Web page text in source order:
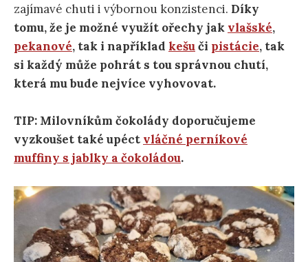
zajímavé chuti i výbornou konzistenci. Díky
tomu, že je možné využít ořechy jak vlašské,
pekanové, tak i například kešuči pistácie, tak
si každý může pohrát s tou správnou chutí,
která mu bude nejvíce vyhovovat.
TIP: Milovníkům čokolády doporučujeme
vyzkoušet také upéct vláčné perníkové
muffiny s jablky a čokoládou.